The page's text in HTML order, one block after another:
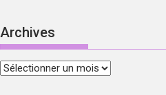
Archives
Archives